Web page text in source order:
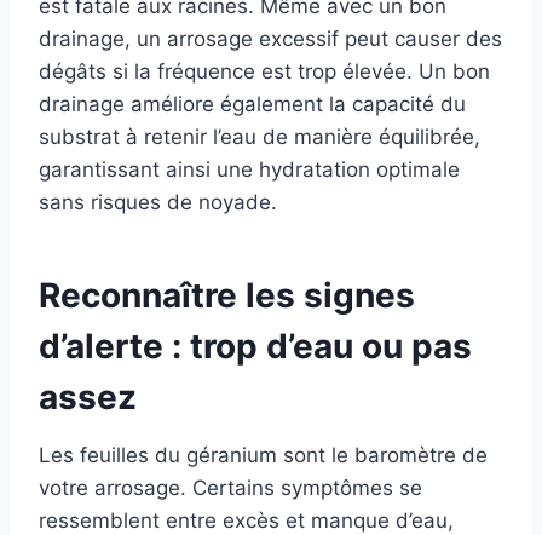
est fatale aux racines. Même avec un bon
drainage, un arrosage excessif peut causer des
dégâts si la fréquence est trop élevée. Un bon
drainage améliore également la capacité du
substrat à retenir l’eau de manière équilibrée,
garantissant ainsi une hydratation optimale
sans risques de noyade.
Reconnaître les signes
d’alerte : trop d’eau ou pas
assez
Les feuilles du géranium sont le baromètre de
votre arrosage. Certains symptômes se
ressemblent entre excès et manque d’eau,